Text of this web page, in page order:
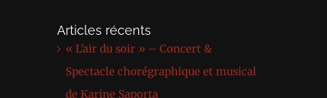
Articles récents
« L’air du soir » – Concert &
Spectacle chorégraphique et musical
de Karine Saporta